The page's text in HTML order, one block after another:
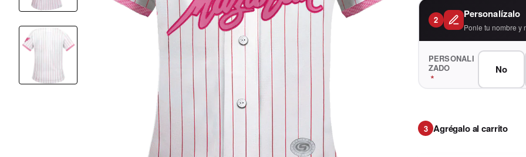
2 Personalízalo
Ponle tu nombre y
PERSONALI
ZADO
No
3 Agrégalo al carrito